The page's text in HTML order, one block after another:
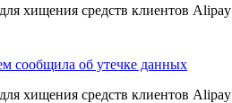
хищения средств клиентов Alipay
сообщила об утечке данных
хищения средств клиентов Alipay